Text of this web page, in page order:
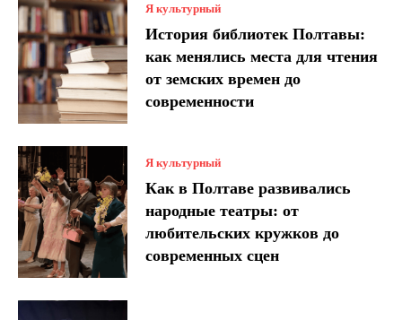
Я культурный
История библиотек Полтавы:
как менялись места для чтения
от земских времен до
современности
Я культурный
Как в Полтаве развивались
народные театры: от
любительских кружков до
современных сцен